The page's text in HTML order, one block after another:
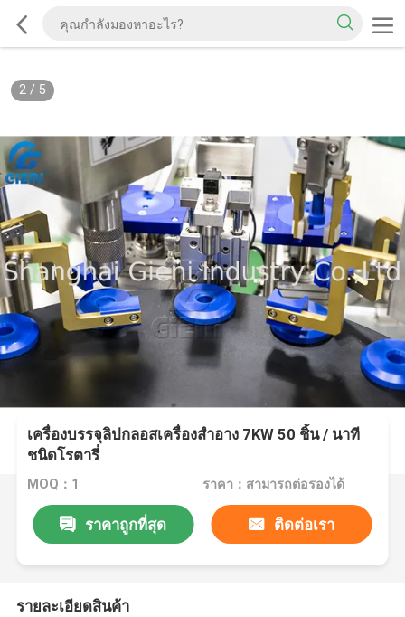
2/ 5
เครื่องบรรจุลิปกลอสเครื่องสำอาง 7KW 50 ชิ้น / นาที
ชนิดโรตารี่
MOQ：1 ราคา：สามารถต่อรองได้
ราคาถูกที่สุด ติดต่อเรา
รายละเอียดสินค้า